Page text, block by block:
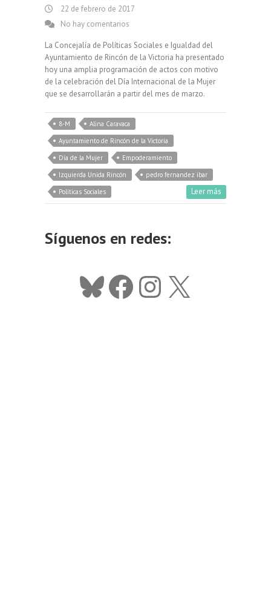
22 de febrero de 2017
No hay comentarios
La Concejalía de Políticas Sociales e Igualdad del
Ayuntamiento de Rincón de la Victoria ha presentado
hoy una amplia programación de actos con motivo
de la celebración del Día Internacional de la Mujer
que se desarrollarán a partir del mes de marzo.
8-M
Alina Caravaca
Ayuntamiento de Rincón de la Victoria
Día de la Mujer
Empoderamiento
Izquierda Unida Rincón
pedro fernandez ibar
Políticas Sociales
Leer más
Síguenos en redes:
Bluesky
Facebook
Instagram
X